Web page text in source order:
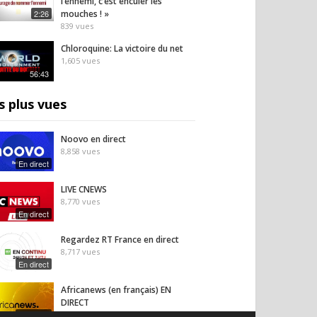
2:26
mouches ! »
839 vues
56:43
Chloroquine: La victoire du net
1,605 vues
plus vues
En direct
Noovo en direct
8,858 vues
En direct
LIVE CNEWS
8,770 vues
En direct
Regardez RT France en direct
8,717 vues
En direct
Africanews (en français) EN
DIRECT
8,635vues